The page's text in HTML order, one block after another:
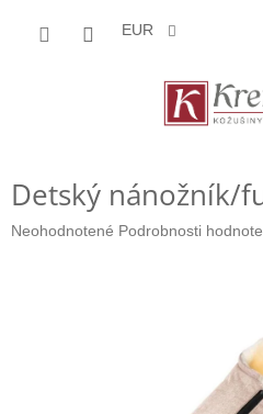
EUR
Detský nánožník/
Priemerné
Neohodnotené Podrobnosti